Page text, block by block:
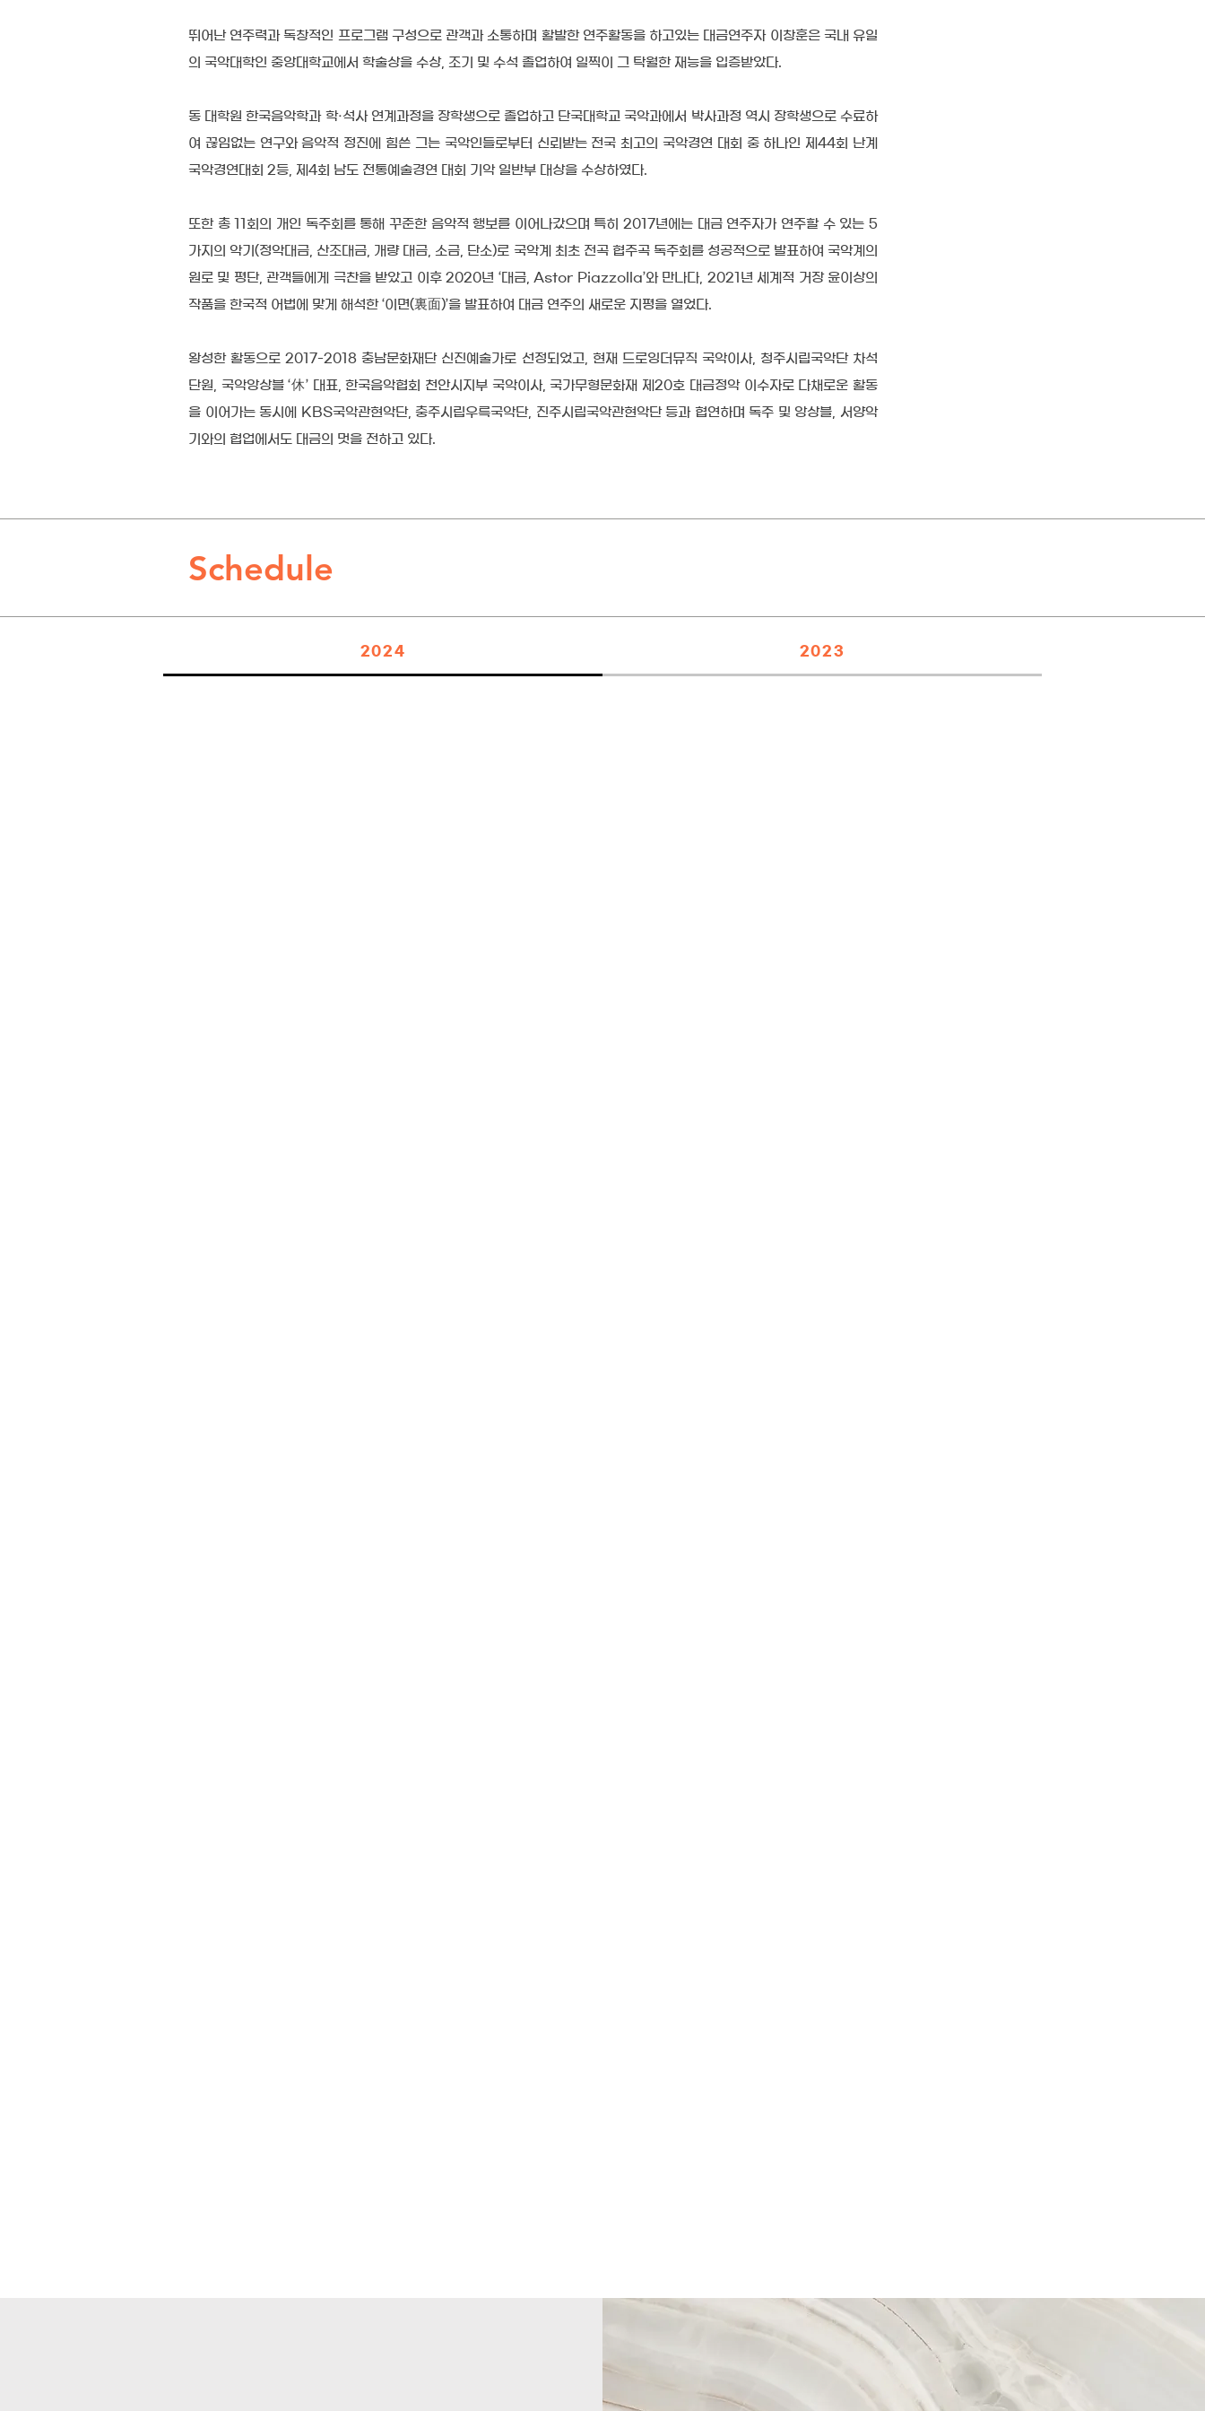
뛰어난 연주력과 독창적인 프로그램 구성으로 관객과 소통하며 활발한 연주활동을 하고있는 대금연주자 이창훈은 국내 유일
의 국악대학인 중앙대학교에서 학술상을 수상, 조기 및 수석 졸업하여 일찍이 그 탁월한 재능을 입증받았다.
동 대학원 한국음악학과 학·석사 연계과정을 장학생으로 졸업하고 단국대학교 국악과에서 박사과정 역시 장학생으로 수료하
여 끊임없는 연구와 음악적 정진에 힘쓴 그는 국악인들로부터 신뢰받는 전국 최고의 국악경연 대회 중 하나인 제44회 난계
국악경연대회 2등, 제4회 남도 전통예술경연 대회 기악 일반부 대상을 수상하였다.
또한 총 11회의 개인 독주회를 통해 꾸준한 음악적 행보를 이어나갔으며 특히 2017년에는 대금 연주자가 연주할 수 있는 5
가지의 악기(정악대금, 산조대금, 개량 대금, 소금, 단소)로 국악계 최초 전곡 협주곡 독주회를 성공적으로 발표하여 국악계의
원로 및 평단, 관객들에게 극찬을 받았고 이후 2020년 ‘대금, Astor Piazzolla’와 만나다, 2021년 세계적 거장 윤이상의
작품을 한국적 어법에 맞게 해석한 ‘이면(裏面)’을 발표하여 대금 연주의 새로운 지평을 열었다.
왕성한 활동으로 2017-2018 충남문화재단 신진예술가로 선정되었고, 현재 드로잉더뮤직 국악이사, 청주시립국악단 차석
단원, 국악앙상블 ‘休’ 대표, 한국음악협회 천안시지부 국악이사, 국가무형문화재 제20호 대금정악 이수자로 다채로운 활동
을 이어가는 동시에 KBS국악관현악단, 충주시립우륵국악단, 진주시립국악관현악단 등과 협연하며 독주 및 앙상블, 서양악
기와의 협업에서도 대금의 멋을 전하고 있다.
Schedule
2024 2023